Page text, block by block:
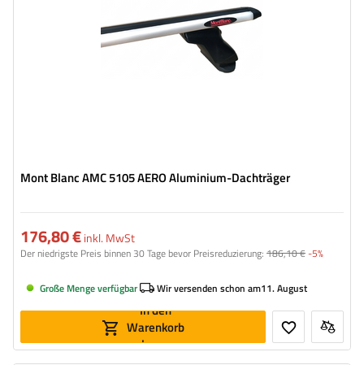
Mont Blanc AMC 5105 AERO Aluminium-Dachträger
176,80 €inkl. MwSt
Der niedrigste Preis binnen 30 Tage bevor Preisreduzierung: 186,10 €-5%
Große Menge verfügbar Wir versenden schon am11. August
In den
Warenkorb
legen